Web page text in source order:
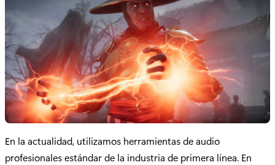
En la actualidad, utilizamos herramientas de audio
profesionales estándar de la industria de primera línea. En